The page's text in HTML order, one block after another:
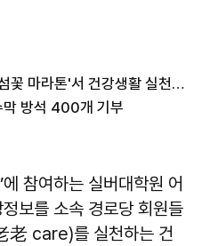
건보공단 부울경본부, 거제 '섬꽃 마라톤'서 건강생활 실천 앞장
막 방석 400개 기부
참여하는 실버대학원 어
보를 소속 경로당 회원들
老 care)를 실천하는 건